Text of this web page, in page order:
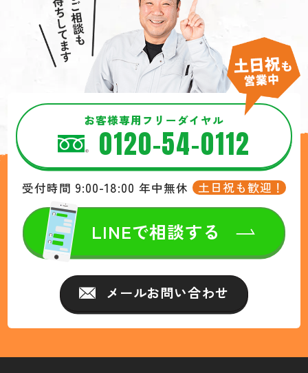
お客様専用フリーダイヤル
0120-54-0112
受付時間 9:00-18:00 年中無休 土日祝も歓迎！
LINEで相談する
メールお問い合わせ